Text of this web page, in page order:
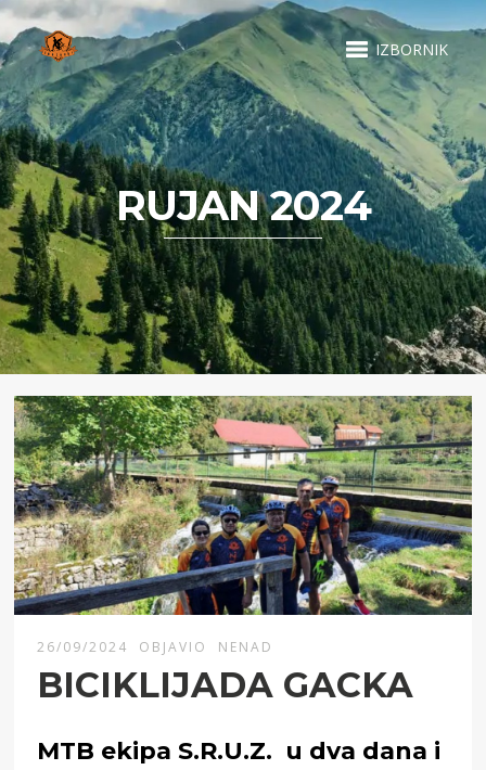
IZBORNIK
RUJAN 2024
26/09/2024 OBJAVIO NENAD
BICIKLIJADA GACKA
MTB ekipa S.R.U.Z. u dva dana i